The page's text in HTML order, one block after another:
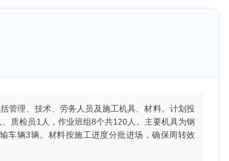
管理、技术、劳务人员及施工机具、材料。计划投
质检员1人，作业班组8个共120人。主要机具为钢
车辆3辆。材料按施工进度分批进场，确保周转效